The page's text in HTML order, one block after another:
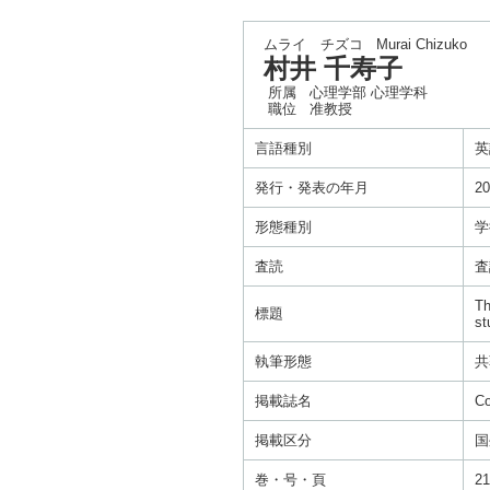
ムライ チズコ Murai Chizuko
村井 千寿子
所属
心理学部 心理学科
職位
准教授
言語種別
発行・発表の年月
形態種別
査読
標題
執筆形態
掲載誌名
掲載区分
巻・号・頁